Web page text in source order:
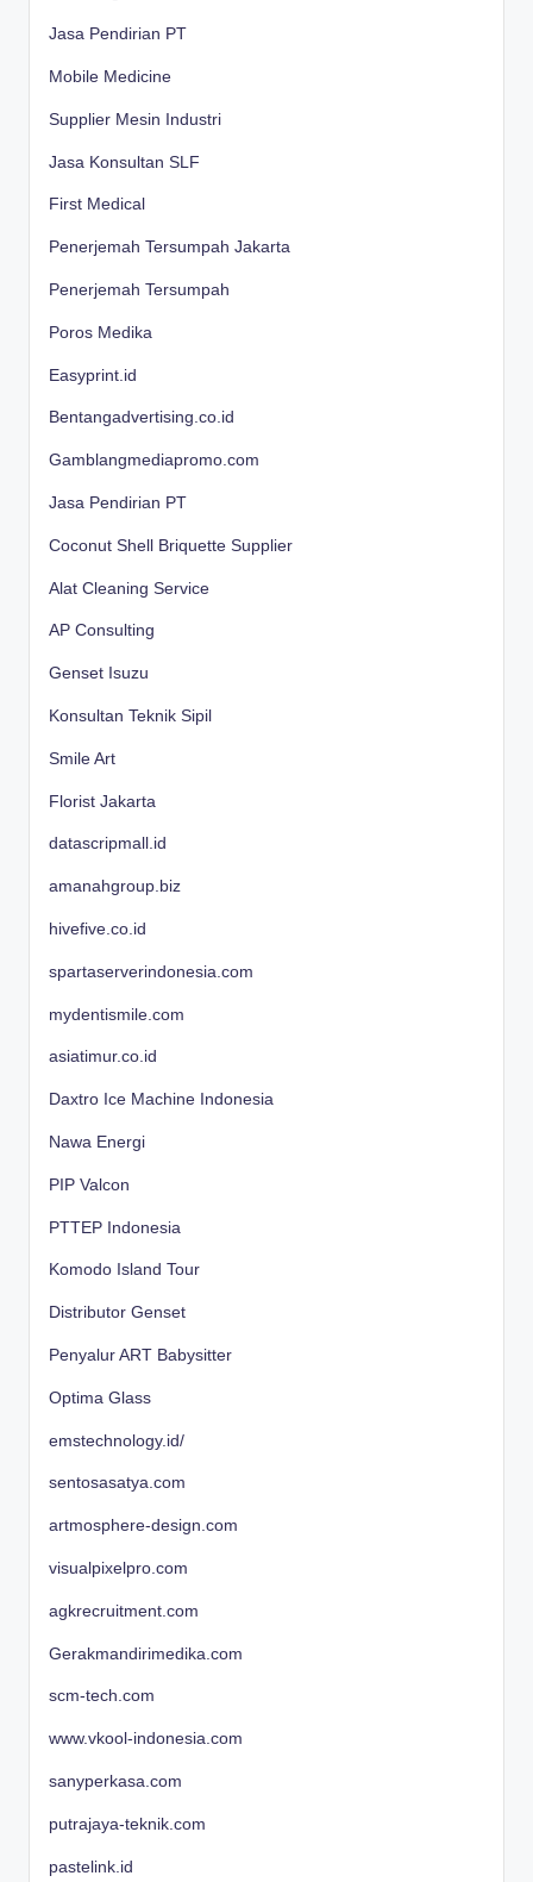
Jasa Pendirian PT
Mobile Medicine
Supplier Mesin Industri
Jasa Konsultan SLF
First Medical
Penerjemah Tersumpah Jakarta
Penerjemah Tersumpah
Poros Medika
Easyprint.id
Bentangadvertising.co.id
Gamblangmediapromo.com
Jasa Pendirian PT
Coconut Shell Briquette Supplier
Alat Cleaning Service
AP Consulting
Genset Isuzu
Konsultan Teknik Sipil
Smile Art
Florist Jakarta
datascripmall.id
amanahgroup.biz
hivefive.co.id
spartaserverindonesia.com
mydentismile.com
asiatimur.co.id
Daxtro Ice Machine Indonesia
Nawa Energi
PIP Valcon
PTTEP Indonesia
Komodo Island Tour
Distributor Genset
Penyalur ART Babysitter
Optima Glass
emstechnology.id/
sentosasatya.com
artmosphere-design.com
visualpixelpro.com
agkrecruitment.com
Gerakmandirimedika.com
scm-tech.com
www.vkool-indonesia.com
sanyperkasa.com
putrajaya-teknik.com
pastelink.id